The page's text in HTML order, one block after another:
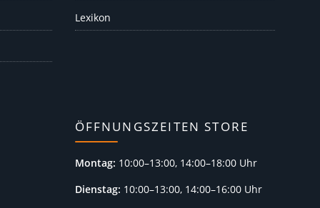
Lexikon
ÖFFNUNGSZEITEN STORE
Montag: 10:00–13:00, 14:00–18:00 Uhr
Dienstag: 10:00–13:00, 14:00–16:00 Uhr